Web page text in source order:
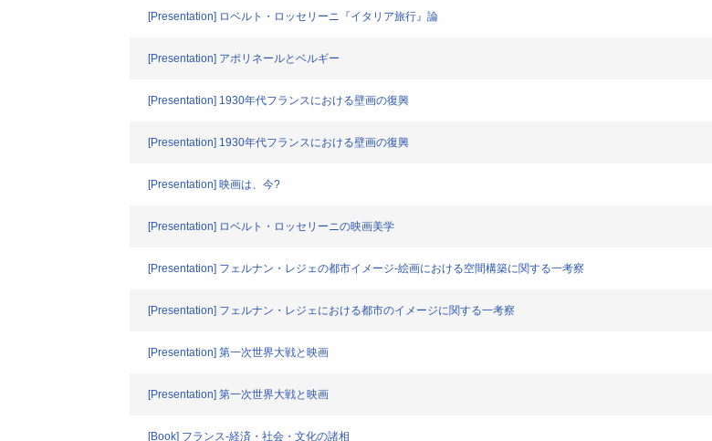
[Presentation] ロベルト・ロッセリーニ『イタリア旅行』論
[Presentation] アポリネールとベルギー
[Presentation] 1930年代フランスにおける壁画の復興
[Presentation] 1930年代フランスにおける壁画の復興
[Presentation] 映画は、今?
[Presentation] ロベルト・ロッセリーニの映画美学
[Presentation] フェルナン・レジェの都市イメージ-絵画における空間構築に関する一考察
[Presentation] フェルナン・レジェにおける都市のイメージに関する一考察
[Presentation] 第一次世界大戦と映画
[Presentation] 第一次世界大戦と映画
[Book] フランス-経済・社会・文化の諸相